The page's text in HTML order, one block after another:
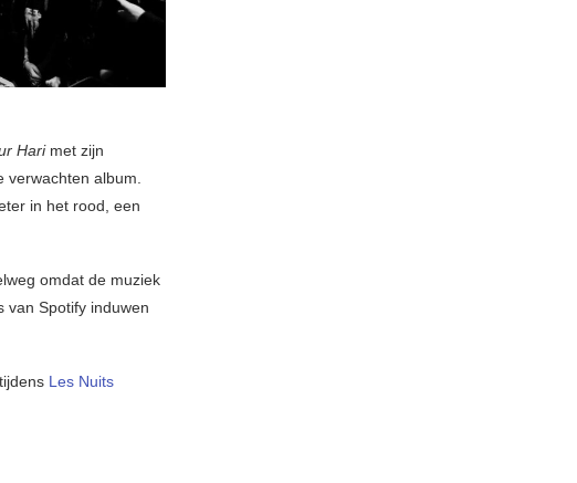
Harimet zijn
album.
in het rood, een
omdat de muziek
van Spotify induwen
Les Nuits